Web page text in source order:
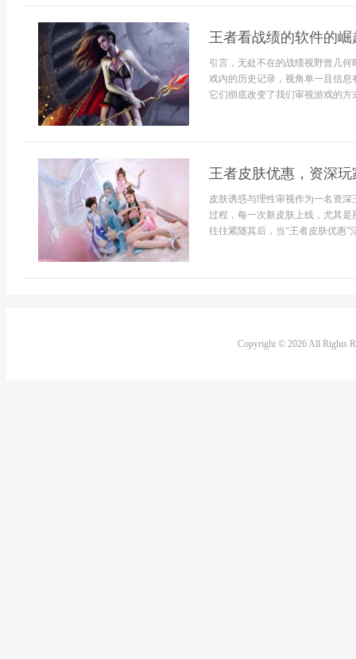
王者看战绩的软件的
引言，无处不在的战绩视野曾几
戏内的历史记录，视角单一且信
它们彻底改变了我们审视游戏的
王者皮肤优惠，资深
皮肤诱惑与理性审视作为一名资
过程，每一次新皮肤上线，尤其
往往紧随其后，当“王者皮肤优惠
Copyright © 2026 All Rights